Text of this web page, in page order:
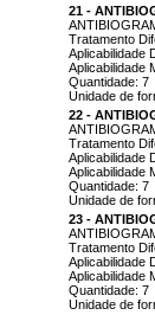
21 -
Tratamento
Aplicabilidade
Aplicabilidade
Quantidade: 7
Unidade de
22 -
Tratamento
Aplicabilidade
Aplicabilidade
Quantidade: 7
Unidade de
23 -
Tratamento
Aplicabilidade
Aplicabilidade
Quantidade: 7
Unidade de